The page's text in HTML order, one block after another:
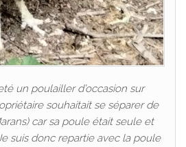
un poulailler d’occasion sur
souhaitait se séparer de
car sa poule était seule et
suis donc repartie avec la poule